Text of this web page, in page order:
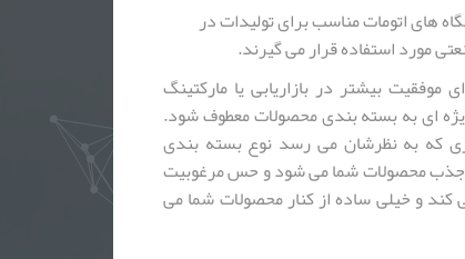
های اتومات مناسب برای تولیدات در
مورد استفاده قرار می گیرند.
بیشتر در بازاریابی یا مارکتینگ
ای به بسته بندی محصولات معطوف شود.
که به نظرشان می رسد نوع بسته بندی
می آید، مخاطب یا جذب محصولات شما می شود و حس مرغوبیت
کند و خیلی ساده از کنار محصولات شما می